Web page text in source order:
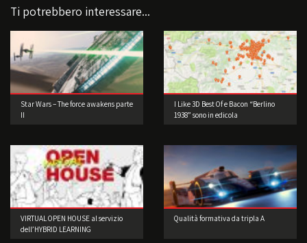
Ti potrebbero interessare...
Star Wars – The force awakens parte
II
I Like 3D Best Of e Bacon “Berlino
1938” sono in edicola
VIRTUAL OPEN HOUSE al servizio
dell’HYBRID LEARNING
Qualità formativa da tripla A